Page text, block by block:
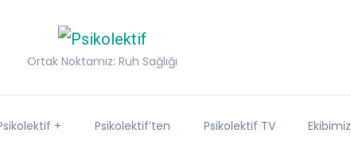
Ortak Noktamız: Ruh Sağlığı
+ Psikolektif’ten Psikolektif TV Ekibimiz